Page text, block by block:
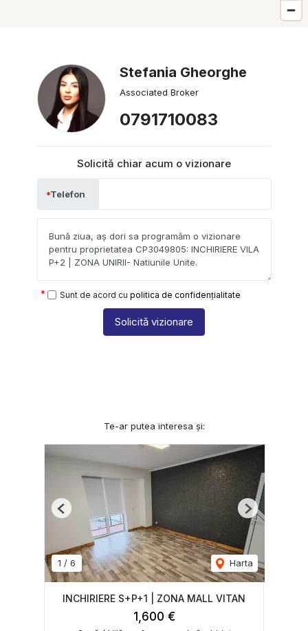
Stefania Gheorghe
Associated Broker
0791710083
Solicită chiar acum o vizionare
Telefon
Sunt de acord cu politica de confidențialitate
Solicită vizionare
Te-ar putea interesa și:
1 / 6 Harta
Previous Next
INCHIRIERE S+P+1 | ZONA MALL VITAN
1,600 €